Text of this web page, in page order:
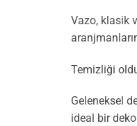
Vazo, klasik
Temizliği
Geleneksel
ideal bir